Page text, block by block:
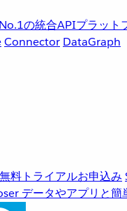
の統合APIプラット
Connector DataGraph
料トライアルお申込み
データやアプリと簡